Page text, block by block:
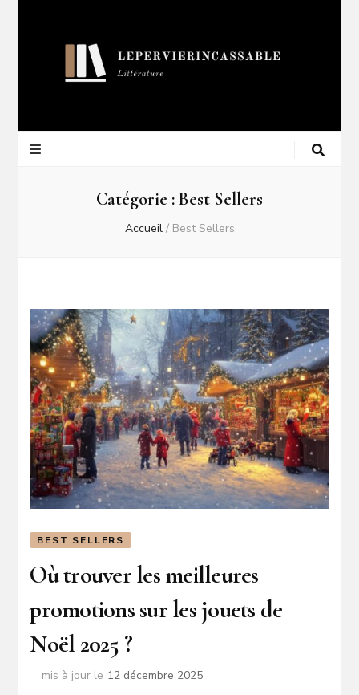
Catégorie :Best Sellers
Accueil / Best Sellers
BEST SELLERS
Où trouver les meilleures
promotions sur les jouets de
Noël 2025 ?
mis à jour le 12 décembre 2025